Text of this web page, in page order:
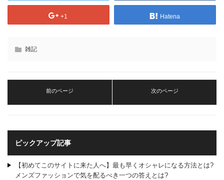
+1 Hatena
雑記
前のページ 次のページ
ピックアップ記事
【初めてこのサイトに来た人へ】最も早くオシャレになる方法とは?
メンズファッションで気を配るべき一つの答えとは?